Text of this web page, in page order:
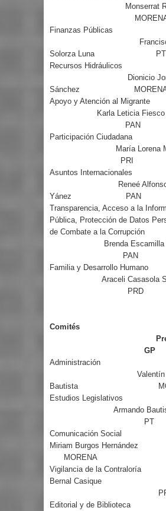
Monserrat
Finanzas Públicas
Solorza Luna
PT
Recursos Hidráulicos
Dionicio
Sánchez
Apoyo y Atención al Migrante
Karla Leticia
PAN
Participación Ciudadana
María Lorena
PRI
Asuntos Internacionales
Reneé
Yánez
PAN
Transparencia, Acceso a la
Pública, Protección de Datos
de Combate a la Corrupción
Brenda
PAN
Familia y Desarrollo Humano
Araceli Casasola
PRD
Comités
GP
Administración
Bautista
Estudios Legislativos
Armando
PT
Comunicación Social
Miriam Burgos Hernández
MORENA
Vigilancia de la Contraloría
Bernal Casique
Editorial y de Biblioteca